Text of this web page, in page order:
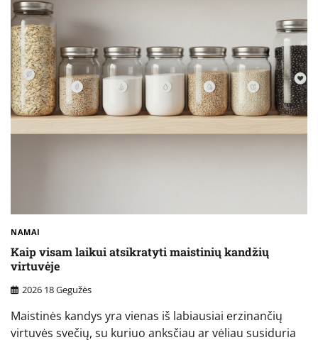
NAMAI
Kaip visam laikui atsikratyti maistinių kandžių
virtuvėje
2026 18 Gegužės
Maistinės kandys yra vienas iš labiausiai erzinančių
virtuvės svečių, su kuriuo anksčiau ar vėliau susiduria